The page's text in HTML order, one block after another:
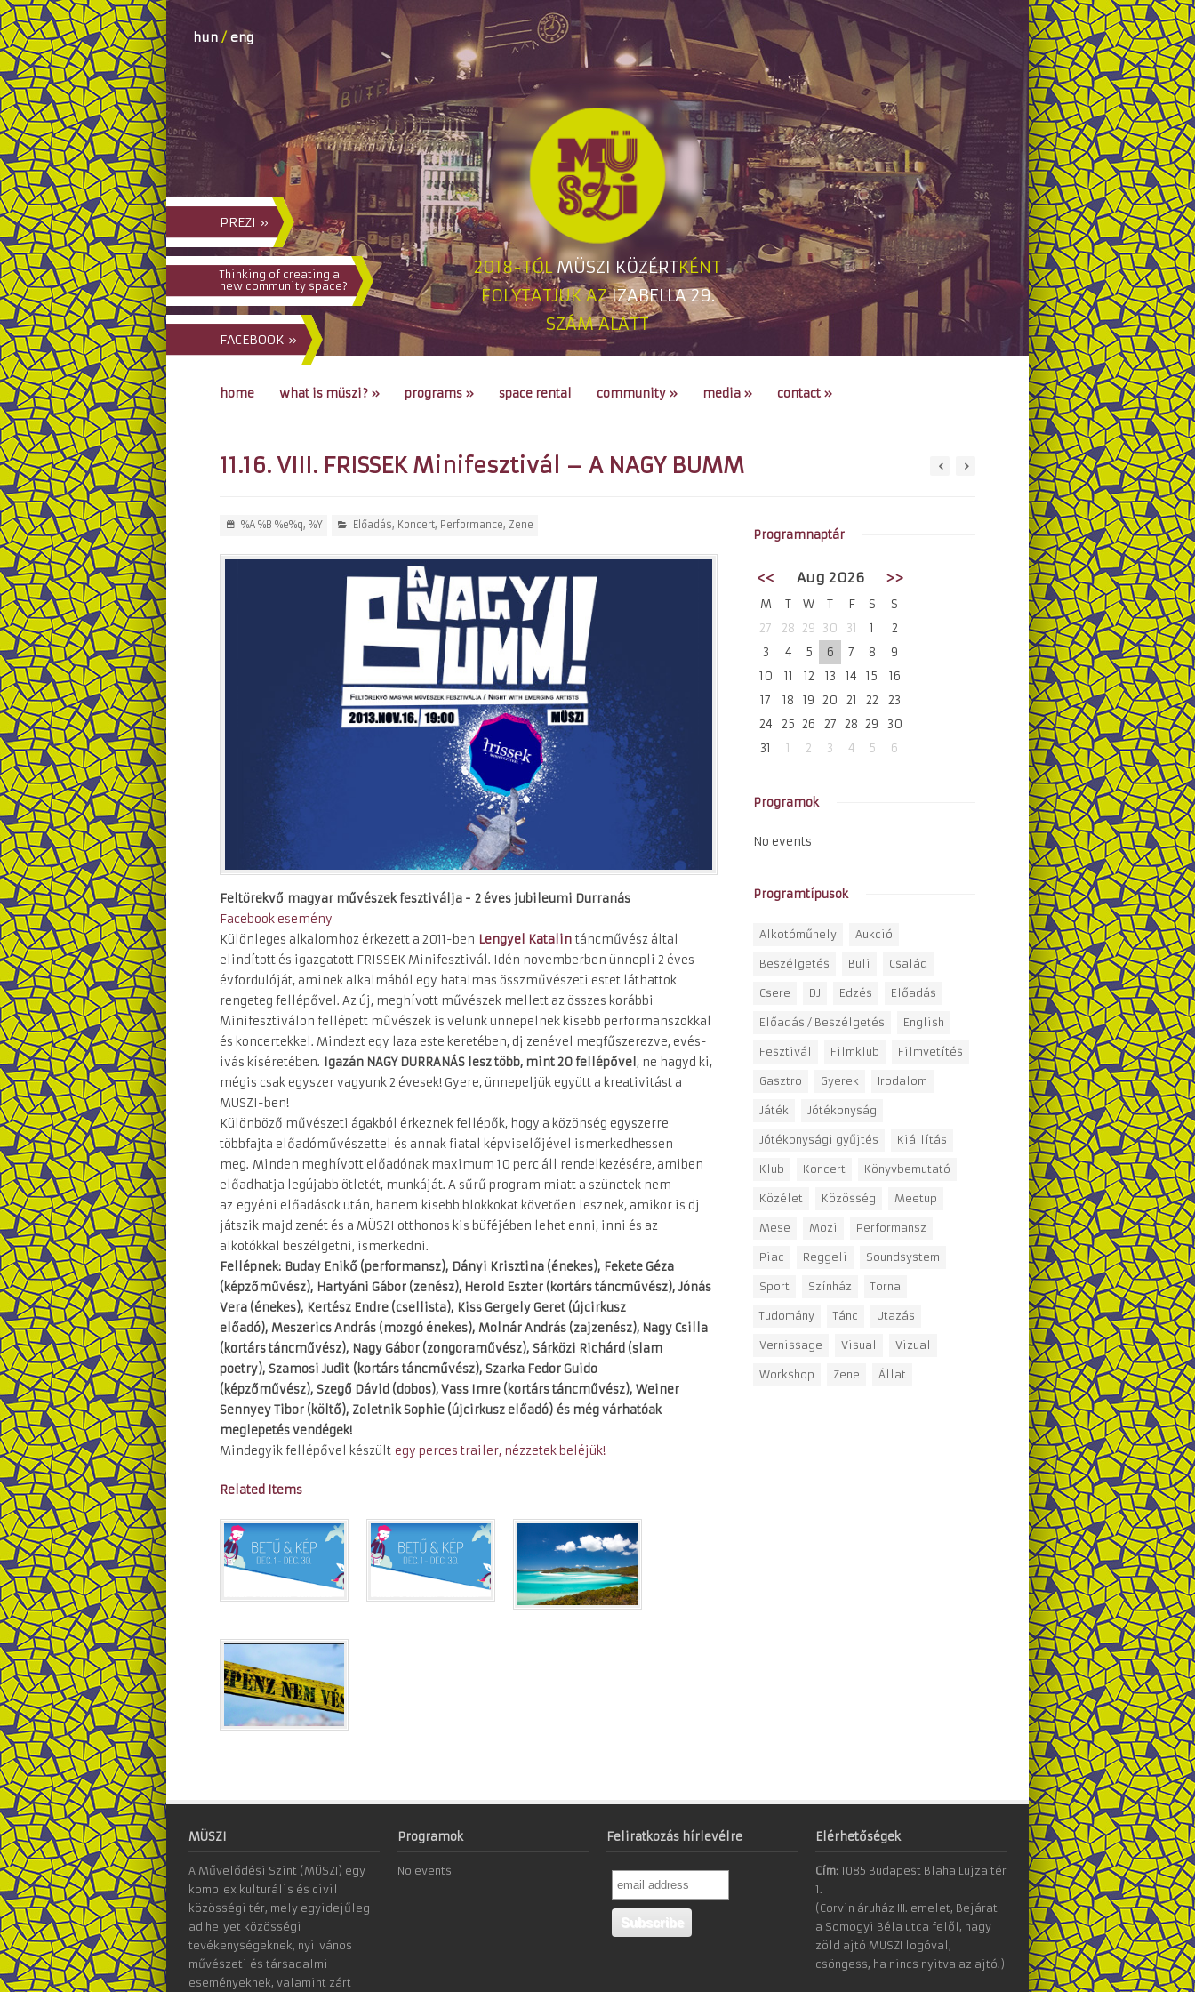
2018-TÓLMÜSZI KÖZÉRTKÉNT
FOLYTATJUK AZIZABELLA 29.
SZÁM ALATT
hun / eng
PREZI »
Thinking of creating a
new community space?
FACEBOOK »
home what is müszi? » programs » space rental community » media » contact »
11.16. VIII. FRISSEK Minifesztivál – A NAGY BUMM
%A %B %e%q, %Y Előadás, Koncert, Performance, Zene
Feltörekvő magyar művészek fesztiválja - 2 éves jubileumi Durranás
Facebook esemény
Különleges alkalomhoz érkezett a 2011-ben Lengyel Katalin táncművész által
elindított és igazgatott FRISSEK Minifesztivál. Idén novemberben ünnepli 2 éves
évfordulóját, aminek alkalmából egy hatalmas összművészeti estet láthattok
rengeteg fellépővel. Az új, meghívott művészek mellett az összes korábbi
Minifesztiválon fellépett művészek is velünk ünnepelnek kisebb performanszokkal
és koncertekkel. Mindezt egy laza este keretében, dj zenével megfűszerezve, evés-
ivás kíséretében. Igazán NAGY DURRANÁS lesz több, mint 20 fellépővel , ne hagyd ki,
mégis csak egyszer vagyunk 2 évesek! Gyere, ünnepeljük együtt a kreativitást a
MÜSZI-ben!
Különböző művészeti ágakból érkeznek fellépők, hogy a közönség egyszerre
többfajta előadóművészettel és annak fiatal képviselőjével ismerkedhessen
meg. Minden meghívott előadónak maximum 10 perc áll rendelkezésére, amiben
előadhatja legújabb ötletét, munkáját. A sűrű program miatt a szünetek nem
az egyéni előadások után, hanem kisebb blokkokat követően lesznek, amikor is dj
játszik majd zenét és a MÜSZI otthonos kis büféjében lehet enni, inni és az
alkotókkal beszélgetni, ismerkedni.
Fellépnek: Buday Enikő (performansz), Dányi Krisztina (énekes), Fekete Géza
(képzőművész), Hartyáni Gábor (zenész), Herold Eszter (kortárs táncművész), Jónás
Vera (énekes), Kertész Endre (csellista), Kiss Gergely Geret (újcirkusz
előadó), Meszerics András (mozgó énekes), Molnár András (zajzenész), Nagy Csilla
(kortárs táncművész), Nagy Gábor (zongoraművész), Sárközi Richárd (slam
poetry), Szamosi Judit (kortárs táncművész), Szarka Fedor Guido
(képzőművész), Szegő Dávid (dobos), Vass Imre (kortárs táncművész), Weiner
Sennyey Tibor (költő), Zoletnik Sophie (újcirkusz előadó) és még várhatóak
meglepetés vendégek!
Mindegyik fellépővel készült egy perces trailer, nézzetek beléjük!
Related Items
Programnaptár
<< Aug 2026 >>
M T W T F S
S
27
28 29 30 31 1
2
3
4 5 6 7 8
9
10
11 12 13 14 15
16
17
18 19 20 21 22
23
24
25 26 27 28 29
30
31
1 2 3 4 5 6
Programok
No events
Programtípusok
Alkotóműhely Aukció
Beszélgetés Buli Család
Csere DJ Edzés Előadás
Előadás / Beszélgetés English
Fesztivál Filmklub Filmvetítés
Gasztro Gyerek Irodalom
Játék Jótékonyság
Jótékonysági gyűjtés Kiállítás
Klub Koncert Könyvbemutató
Közélet Közösség Meetup
Mese Mozi Performansz
Piac Reggeli Soundsystem
Sport Színház Torna
Tudomány Tánc Utazás
Vernissage Visual Vizual
Workshop Zene Állat
MÜSZI
A Művelődési Szint (MÜSZI) egy
komplex kulturális és civil
közösségi tér, mely egyidejűleg
ad helyet közösségi
tevékenységeknek, nyilvános
művészeti és társadalmi
eseményeknek, valamint zárt
Programok
No events
Feliratkozás hírlevélre Elérhetőségek
Cím: 1085 Budapest Blaha Lujza tér
1.
(Corvin áruház III. emelet, Bejárat
a Somogyi Béla utca felől, nagy
zöld ajtó MÜSZI logóval,
csöngess, ha nincs nyitva az ajtó!)